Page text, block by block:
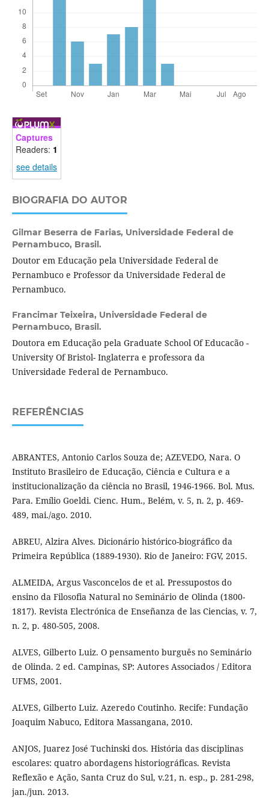
Captures
Readers: 1
see details
BIOGRAFIA DO AUTOR
Gilmar Beserra de Farias, Universidade Federal de
Pernambuco, Brasil.
Doutor em Educação pela Universidade Federal de
Pernambuco e Professor da Universidade Federal de
Pernambuco.
Francimar Teixeira, Universidade Federal de
Pernambuco, Brasil.
Doutora em Educação pela Graduate School Of Educacão -
University Of Bristol- Inglaterra e professora da
Universidade Federal de Pernambuco.
REFERÊNCIAS
ABRANTES, Antonio Carlos Souza de; AZEVEDO, Nara. O
Instituto Brasileiro de Educação, Ciência e Cultura e a
institucionalização da ciência no Brasil, 1946-1966. Bol. Mus.
Para. Emílio Goeldi. Cienc. Hum., Belém, v. 5, n. 2, p. 469-
489, mai./ago. 2010.
ABREU, Alzira Alves. Dicionário histórico-biográfico da
Primeira República (1889-1930). Rio de Janeiro: FGV, 2015.
ALMEIDA, Argus Vasconcelos de et al. Pressupostos do
ensino da Filosofia Natural no Seminário de Olinda (1800-
1817). Revista Electrónica de Enseñanza de las Ciencias, v. 7,
n. 2, p. 480-505, 2008.
ALVES, Gilberto Luiz. O pensamento burguês no Seminário
de Olinda. 2 ed. Campinas, SP: Autores Associados / Editora
UFMS, 2001.
ALVES, Gilberto Luiz. Azeredo Coutinho. Recife: Fundação
Joaquim Nabuco, Editora Massangana, 2010.
ANJOS, Juarez José Tuchinski dos. História das disciplinas
escolares: quatro abordagens historiográficas. Revista
Reflexão e Ação, Santa Cruz do Sul, v.21, n. esp., p. 281-298,
jan./jun. 2013.